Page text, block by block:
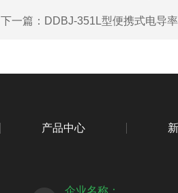
下一篇： DDBJ-351L型便携式电导
产品中心
企业名称：